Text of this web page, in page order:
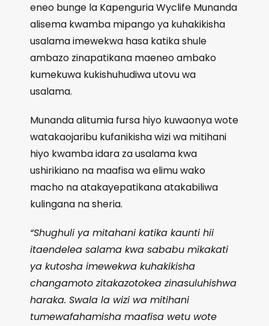
eneo bunge la Kapenguria Wyclife Munanda
alisema kwamba mipango ya kuhakikisha
usalama imewekwa hasa katika shule
ambazo zinapatikana maeneo ambako
kumekuwa kukishuhudiwa utovu wa
usalama.
Munanda alitumia fursa hiyo kuwaonya wote
watakaojaribu kufanikisha wizi wa mitihani
hiyo kwamba idara za usalama kwa
ushirikiano na maafisa wa elimu wako
macho na atakayepatikana atakabiliwa
kulingana na sheria.
“Shughuli ya mitahani katika kaunti hii
itaendelea salama kwa sababu mikakati
ya kutosha imewekwa kuhakikisha
changamoto zitakazotokea zinasuluhishwa
haraka. Swala la wizi wa mitihani
tumewafahamisha maafisa wetu wote